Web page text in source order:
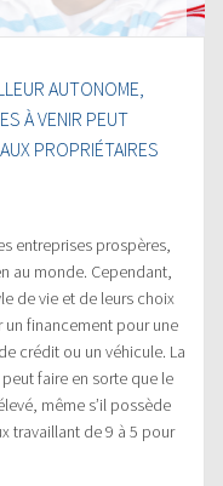
AUTONOME,
À VENIR PEUT
PROPRIÉTAIRES
entreprises prospères,
au monde. Cependant,
de vie et de leurs choix
un financement pour une
crédit ou un véhicule. La
faire en sorte que le
même s’il possède
travaillant de 9 à 5 pour